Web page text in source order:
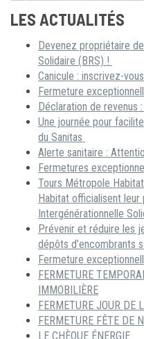
LES ACTUALITÉS
Devenez propriétaire
Solidaire (BRS) !
Canicule : inscrivez-
Fermeture
Déclaration de revenus
Une journée pour
du Sanitas
Alerte sanitaire :
Fermetures
Tours Métropole
Habitat officialisent leur
Intergénérationnelle
Prévenir et réduire les
dépôts d’encombrants
Fermeture
FERMETURE
IMMOBILIÈRE
FERMETURE JOUR DE
FERMETURE FÊTE DE
LE CHÈQUE ÉNERGIE